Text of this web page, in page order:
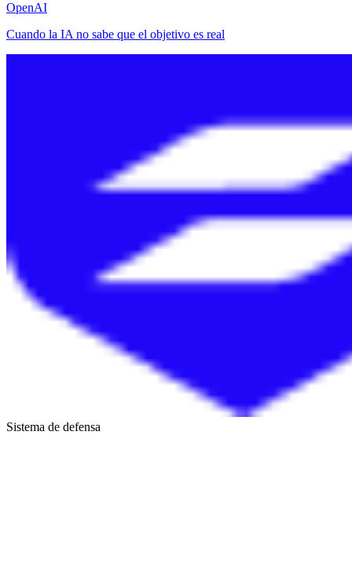
OpenAI
Cuando la IA no sabe que el objetivo es real
Sistema de defensa